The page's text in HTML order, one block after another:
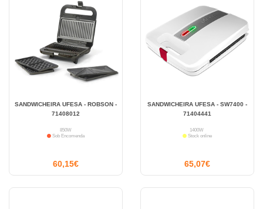
SANDWICHEIRA UFESA - ROBSON -
71408012
850W
Sob Encomenda
60,15€
SANDWICHEIRA UFESA - SW7400 -
71404441
1400W
Stock online
65,07€